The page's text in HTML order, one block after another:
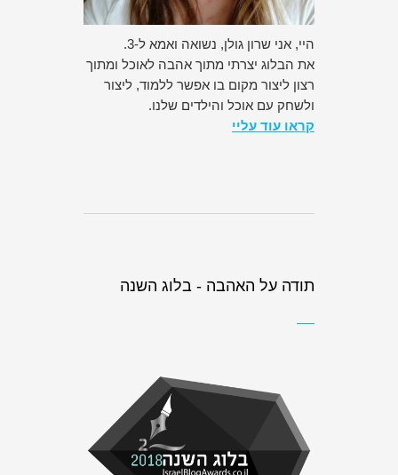
היי, אני שרון גולן, נשואה ואמא ל-3.
את הבלוג יצרתי מתוך אהבה לאוכל ומתוך
רצון ליצור מקום בו אפשר ללמוד, ליצור
ולשחק עם אוכל והילדים שלנו.
קראו עוד עליי
תודה על האהבה - בלוג השנה